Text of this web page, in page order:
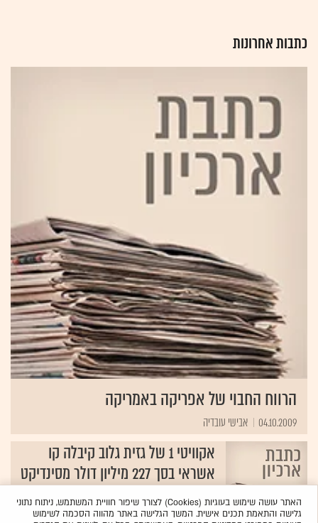
כתבות אחרונות
הרווח החבוי של אפריקה באמריקה
04.10.2009 אבישי עובדיה
אקוויטי 1 של גזית גלוב קיבלה קו
אשראי בסך 227 מיליון דולר מסינדיקט
בנקים בראשות וולס פרגו
18.10.2008 ארז וולברג
האתר עושה שימוש בעוגיות (Cookies) לצורך שיפור חוויית המשתמש, ניתוח נתוני
גלישה והתאמת תכנים אישית. המשך הגלישה באתר מהווה הסכמה לשימוש